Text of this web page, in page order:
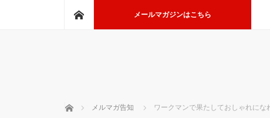
メールマガジンはこちら
ホーム メルマガ告知 ワークマンで果たしておしゃれにな